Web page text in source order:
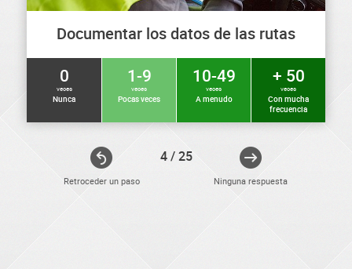
Retroceder un paso
Documentar los datos de las rutas
0
veces
Nunca
1-9
veces
Pocas veces
10-49
veces
A menudo
+ 50
veces
Con mucha
frecuencia
4 / 25
Ninguna respuesta